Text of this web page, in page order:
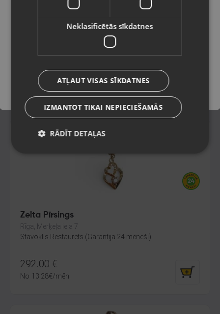
Zelta Pīrsings
Rīga, Merķeļa iela 7
Stāvoklis Restaurēts (Garantija 24 mēneši)
292.00 €
No 13.28€/mēn.
Saglabāt
Neklasificētās sīkdatnes
ATĻAUT VISAS SĪKDATNES
IZMANTOT TIKAI NEPIECIEŠAMĀS
RĀDĪT DETAĻAS